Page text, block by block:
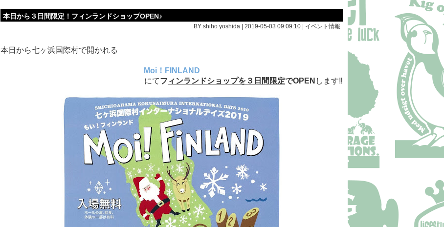
本日から３日間限定！フィンランドショップOPEN♪
BY shiho yoshida | 2019-05-03 09:09:10 | イベント情報
本日から七ヶ浜国際村で開かれる
Moi！FINLAND
にてフ ィンランドショップを３日間限定でOPEN します‼